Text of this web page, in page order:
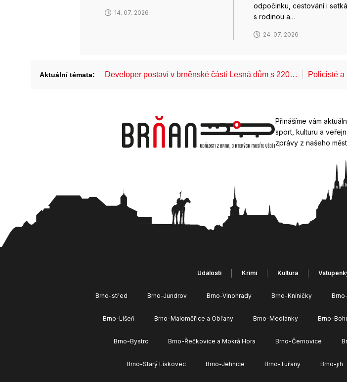
14. 07. 2026
odpočinku, cestování i
s rodinou a…
24. 07. 2026
Aktuální témata: Developer postaví v brněnské části Lesná dům s 220… Policisté
Přinášíme vám
sport, kulturu a
zprávy z našeho
Události Krimi Kultura
Brno-střed Brno-Jundrov Brno-Vinohrady Brno-Kníničky
Brno-Líšeň Brno-Maloměřice a Obřany Brno-Medlánky Brno-
Brno-Bystrc Brno-Řečkovice a Mokrá Hora Brno-Černovice
Brno-Starý Lískovec Brno-Jehnice Brno-Tuřany Brno-jih